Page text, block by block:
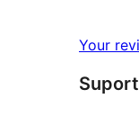
Your
Suport